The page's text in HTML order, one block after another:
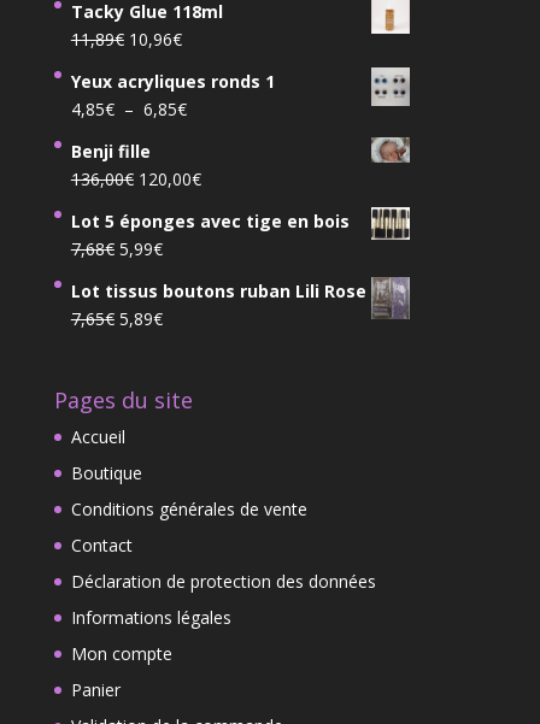
Tacky Glue 118ml
11,89€ Le
initial
était :
11,89€.
10,96€Le
actuel
est :
Yeux acryliques ronds 1
4,85€ – 6,85€Plage
4,85€
à
Benji fille
136,00€ Le
initial
était :
136,00€.
120,00€Le
actuel
120,00€.
Lot 5 éponges avec tige en bois
7,68€ Le
initial
était :
5,99€Le
actuel
est :
Lot tissus boutons ruban Lili Rose
7,65€ Le
était :
7,65€.
5,89€Le
est :
Pages du site
Accueil
Boutique
Conditions générales de vente
Contact
Déclaration de protection des données
Informations légales
Mon compte
Panier